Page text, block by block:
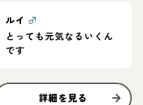
ルイ ♂
とっても元気なるいくん
です
詳細を見る